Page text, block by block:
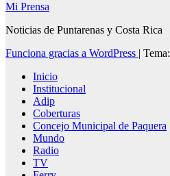
Mi Prensa
Noticias de Puntarenas y Costa Rica
Funciona gracias a WordPress | Tema:
Inicio
Institucional
Adip
Coberturas
Concejo Municipal de Paquera
Mundo
Radio
TV